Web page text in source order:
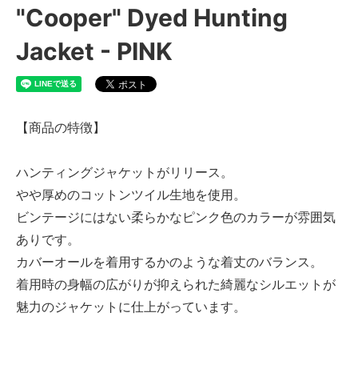
"Cooper" Dyed Hunting
Jacket - PINK
【商品の特徴】
ハンティングジャケットがリリース。
やや厚めのコットンツイル生地を使用。
ビンテージにはない柔らかなピンク色のカラーが雰囲気
ありです。
カバーオールを着用するかのような着丈のバランス。
着用時の身幅の広がりが抑えられた綺麗なシルエットが
魅力のジャケットに仕上がっています。